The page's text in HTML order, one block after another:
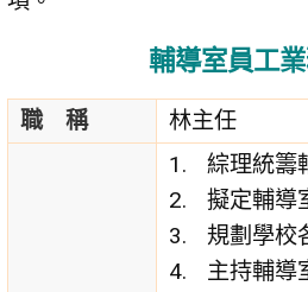
輔導室員工
職 稱 林主任
綜理統籌
擬定輔導
規劃學校
主持輔導